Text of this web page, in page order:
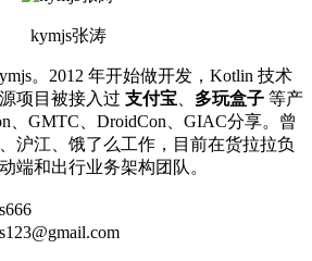
kymjs张涛
。2012 年开始做开发，Kotlin 技术
项目被接入过 支付宝 多玩盒子 等产
、GMTC、DroidCon、GIAC分享。曾
沪江、饿了么工作，目前在货拉拉负
端和出行业务架构团队。